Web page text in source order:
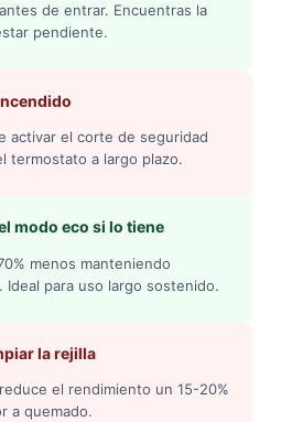
de entrar. Encuentras la
pendiente.
activar el corte de seguridad
termostato a largo plazo.
modo eco si lo tiene
menos manteniendo
Ideal para uso largo sostenido.
la rejilla
el rendimiento un 15-20%
a quemado.